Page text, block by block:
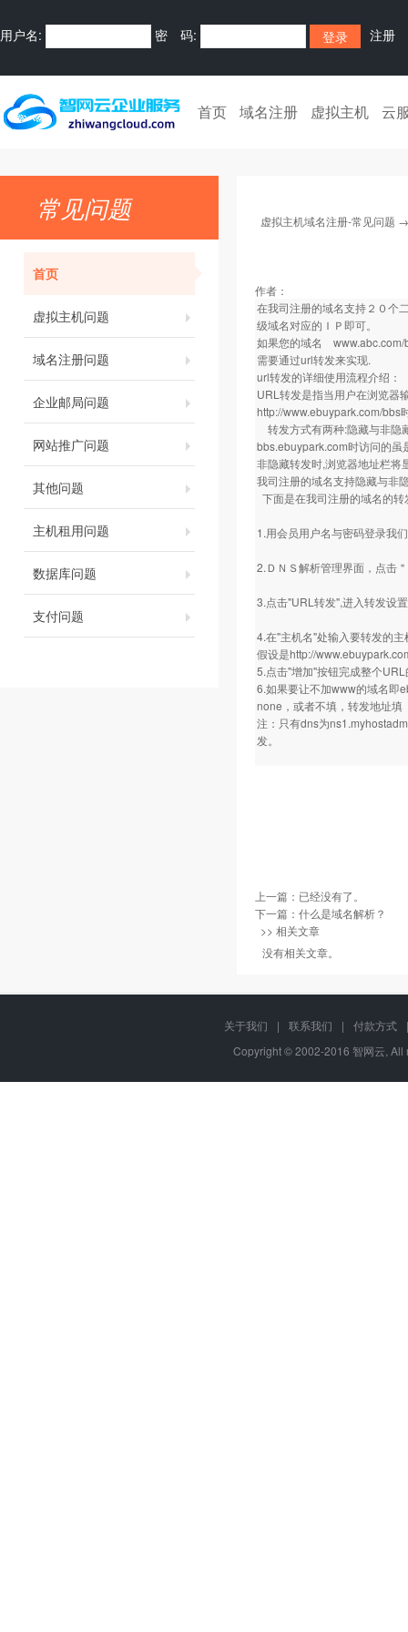
用户名: 密 码: 注册
首页 域名注册 虚拟主机 云
常见问题
首页
虚拟主机问题
域名注册问题
企业邮局问题
网站推广问题
其他问题
主机租用问题
数据库问题
支付问题
虚拟主机域名注册-常见问题
作者：
在我司注册的域名支持２０个
级域名对应的ＩＰ即可。
如果您的域名 www.abc.com/
需要通过url转发来实现.
url转发的详细使用流程介绍：
URL转发是指当用户在浏览器
http://www.ebuypark.com/bbs
转发方式有两种:隐藏与非隐
bbs.ebuypark.com时访问的虽
非隐藏转发时,浏览器地址栏将
我司注册的域名支持隐藏与非
下面是在我司注册的域名的转
1.用会员用户名与密码登录我
2.ＤＮＳ解析管理界面，点击
3.点击"URL转发",进入转发设
4.在"主机名"处输入要转发的
假设是http://
5.点击"增加"按钮完成整个
6.如果要让不加www的域名
none，或者不填，转发地址
注：只有dns为
发。
上一篇：已经没有了。
下一篇： 什么是域名解析？
>> 相关文章
没有相关文章。
关于我们 | 联系我们 | 付款方式
|
Copyright © 2002-2016 智网云,